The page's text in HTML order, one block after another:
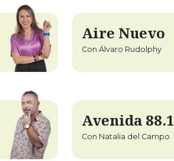
Aire Nuevo
Con Álvaro Rudolphy
Avenida 88.1
Con Natalia del Campo